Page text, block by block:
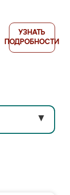
УЗНАТЬ
ПОДРОБНОСТИ
▼